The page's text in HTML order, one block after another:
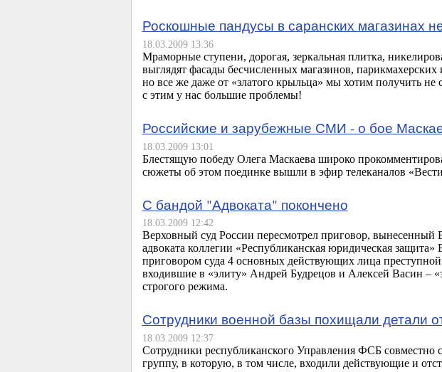
Роскошные пандусы в саранских магазинах
18.03.2009 13:36
Мраморные ступени, дорогая, зеркальная плитка,
выглядят фасады бесчисленных магазинов, парикмахерских
но все же даже от «златого крыльца» мы хотим получить не
с этим у нас большие проблемы!
Российские и зарубежные СМИ - о бое
18.03.2009 13:01
Блестящую победу Олега Маскаева широко
сюжеты об этом поединке вышли в эфир телеканалов
С бандой "Адвоката" покончено
18.03.2009 12:42
Верховный суд России пересмотрел приговор,
адвоката коллегии «Республиканская юридическая
приговором суда 4 основных действующих лица
входившие в «элиту» Андрей Будрецов и Алексей Васин –
строгого режима.
Сотрудники военной базы похищали детали
18.03.2009 12:37
Сотрудники республиканского Управления ФСБ
группу, в которую, в том числе, входили действующие и